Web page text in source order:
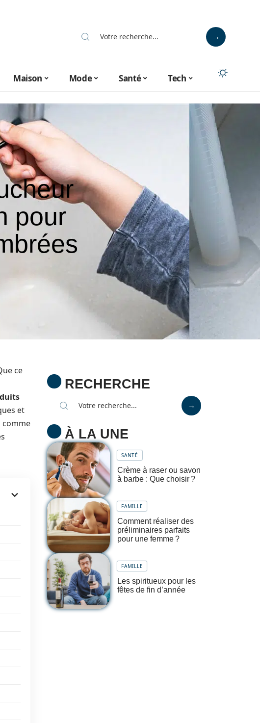
Maison Mode Santé Tech
pour
ce
et
comme
RECHERCHE
À LA UNE
SANTÉ
Crème à raser ou savon
à barbe : Que choisir ?
FAMILLE
Comment réaliser des
préliminaires parfaits
pour une femme ?
FAMILLE
Les spiritueux pour les
fêtes de fin d’année